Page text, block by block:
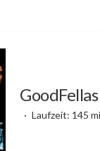
Laufzeit: 145